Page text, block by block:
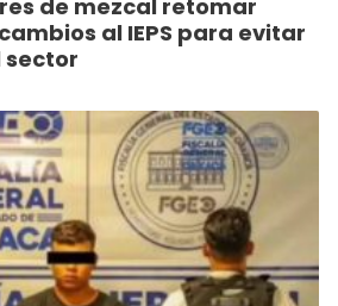
de mezcal retomar
al IEPS para evitar